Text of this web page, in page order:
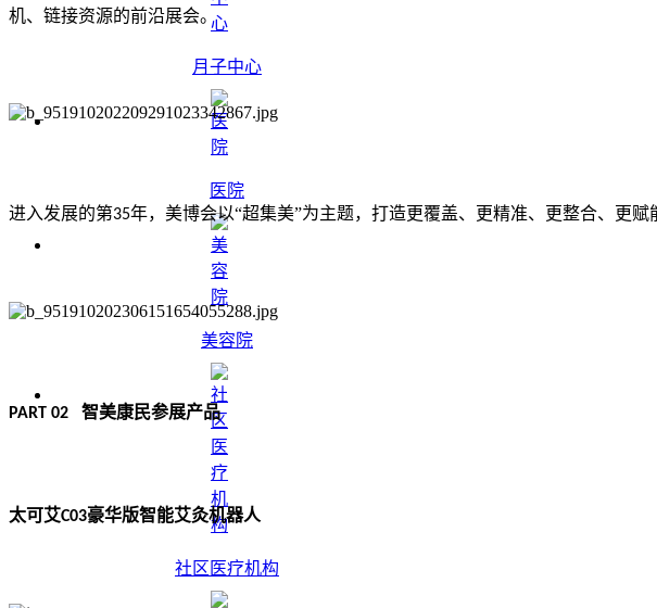
月子中心
医院
美容院
社区医疗机构
机、链接资源的前沿展会。
进入发展的第35年，美博会以“超集美”为主题，打造更覆盖、更精准、更整合、更赋
PART 02 智美康民参展产品
太可艾C03豪华版智能艾灸机器人